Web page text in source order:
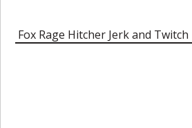
Fox Rage Hitcher Jerk and Twitch